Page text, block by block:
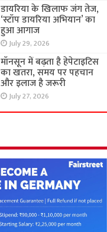
डायरिया के खिलाफ जंग तेज,
‘स्टॉप डायरिया अभियान’ का
हुआ आगाज
July 29, 2026
मॉनसून में बढ़ता है हेपेटाइटिस
का खतरा, समय पर पहचान
और इलाज है जरूरी
July 27, 2026